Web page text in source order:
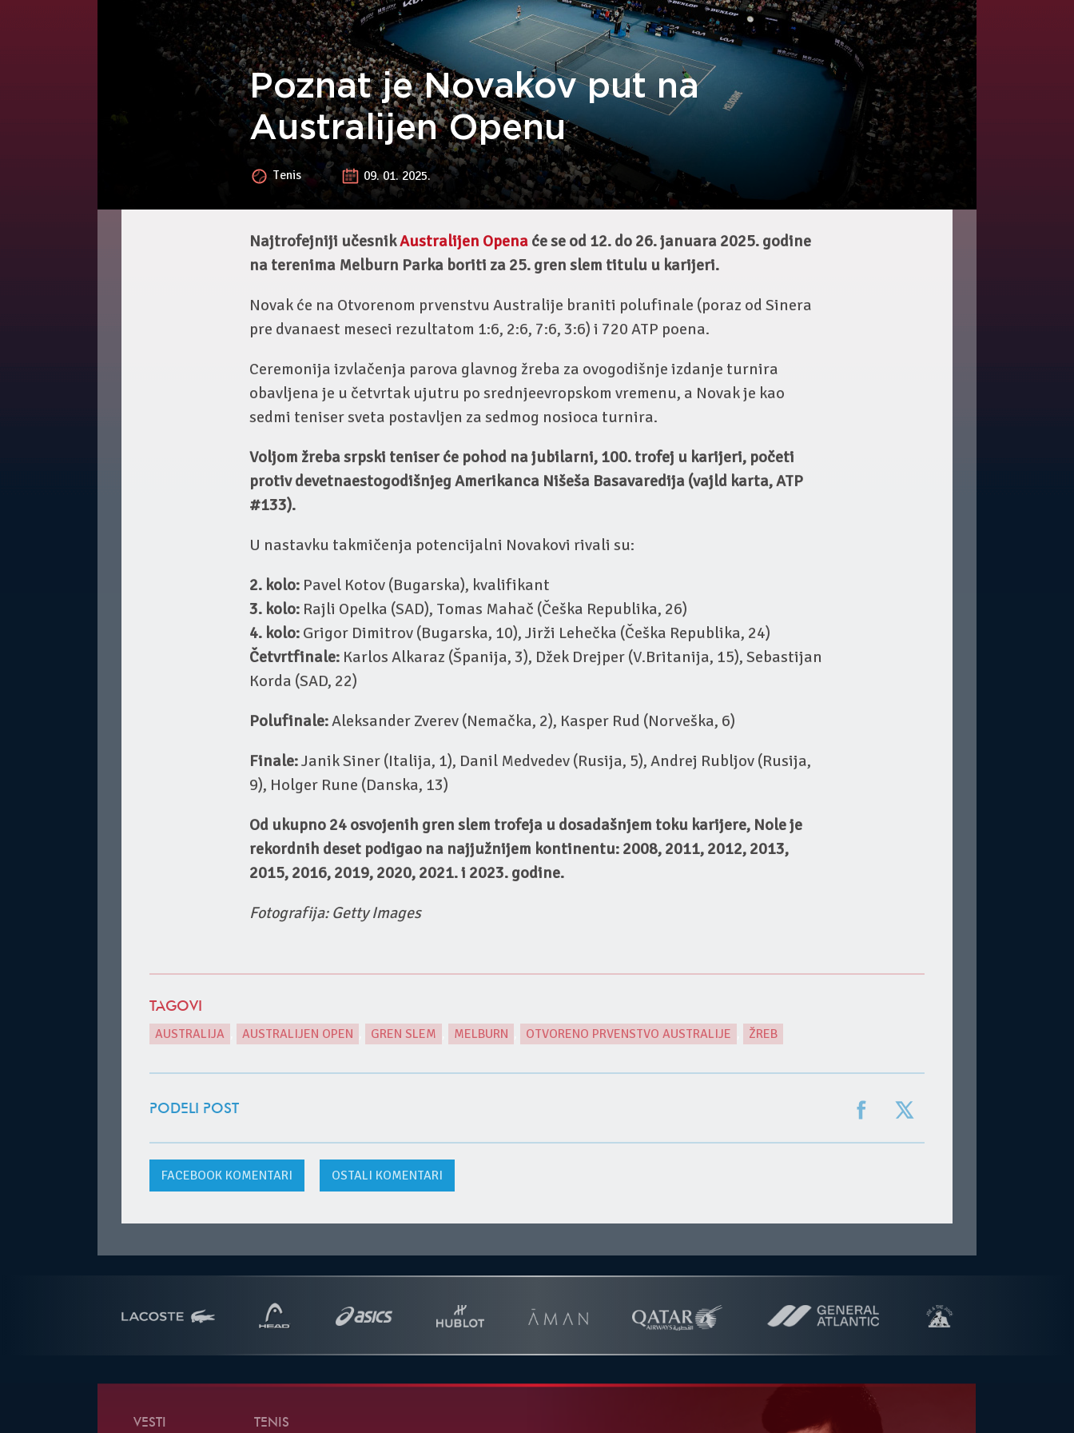
Poznat je Novakov put na
Australijen Openu
Tenis 09. 01. 2025.
Najtrofejniji učesnikAustralijen Opena će se od 12. do 26. januara 2025. godine
na terenima Melburn Parka boriti za 25. gren slem titulu u karijeri.
Novak će na Otvorenom prvenstvu Australije braniti polufinale (poraz od Sinera
pre dvanaest meseci rezultatom 1:6, 2:6, 7:6, 3:6) i 720 ATP poena.
Ceremonija izvlačenja parova glavnog žreba za ovogodišnje izdanje turnira
obavljena je u četvrtak ujutru po srednjeevropskom vremenu, a Novak je kao
sedmi teniser sveta postavljen za sedmog nosioca turnira.
Voljom žreba srpski teniser će pohod na jubilarni, 100. trofej u karijeri, početi
protiv devetnaestogodišnjeg Amerikanca Nišeša Basavaredija (vajld karta, ATP
#133).
U nastavku takmičenja potencijalni Novakovi rivali su:
2. kolo: Pavel Kotov (Bugarska), kvalifikant
3. kolo: Rajli Opelka (SAD), Tomas Mahač (Češka Republika, 26)
4. kolo: Grigor Dimitrov (Bugarska, 10), Jirži Lehečka (Češka Republika, 24)
Četvrtfinale: Karlos Alkaraz (Španija, 3), Džek Drejper (V.Britanija, 15), Sebastijan
Korda (SAD, 22)
Polufinale:Aleksander Zverev (Nemačka, 2), Kasper Rud (Norveška, 6)
Finale:Janik Siner (Italija, 1), Danil Medvedev (Rusija, 5), Andrej Rubljov (Rusija,
9), Holger Rune (Danska, 13)
Od ukupno 24 osvojenih gren slem trofeja u dosadašnjem toku karijere, Nole je
rekordnih deset podigao na najjužnijem kontinentu: 2008, 2011, 2012, 2013,
2015, 2016, 2019, 2020, 2021. i 2023. godine.
Fotografija: Getty Images
TAGOVI
AUSTRALIJA AUSTRALIJEN OPEN GREN SLEM MELBURN OTVORENO PRVENSTVO AUSTRALIJE ŽREB
PODELI POST
FACEBOOK KOMENTARI OSTALI KOMENTARI
VESTI TENIS